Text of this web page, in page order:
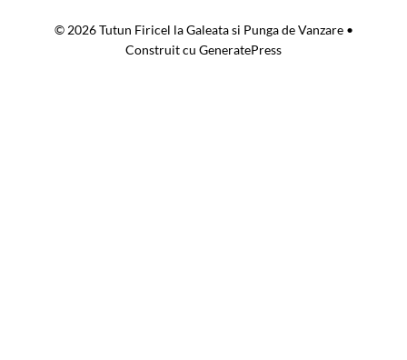
pot
© 2026 Tutun Firicel la Galeata si Punga de Vanzare•
Construit cu GeneratePress